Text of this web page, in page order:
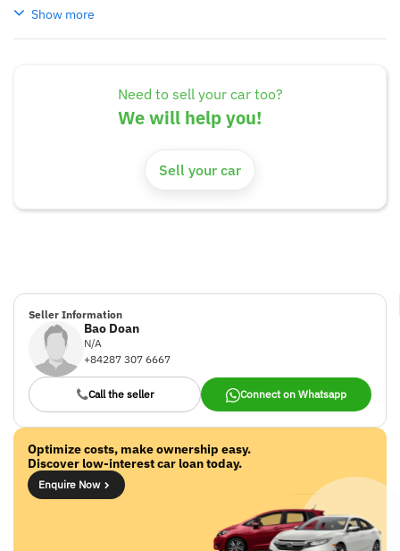
mạnh: phiên bản thuần điện i7 với công suất lên đến 544 mã lực,
Thiết kế ngoại thất táo bạo với cụm đèn LED hai tầng Split
Headlight độc đáo, lưới tản nhiệt Kidney Grille có khả năng chiếu
sau, hệ thống âm thanh Bowers & Wilkins Diamond Surround
Show more
Need to sell your car too?
We will help you!
Sell your car
Seller Information
Bao Doan
N/A
+84287 307 6667
Call the seller Connect on Whatsapp
Optimize costs, make ownership easy.
Discover low-interest car loan today.
Enquire Now